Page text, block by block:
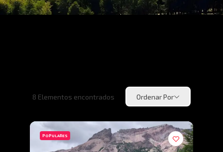
8 Elementos encontrados Ordenar Por
POPULARES